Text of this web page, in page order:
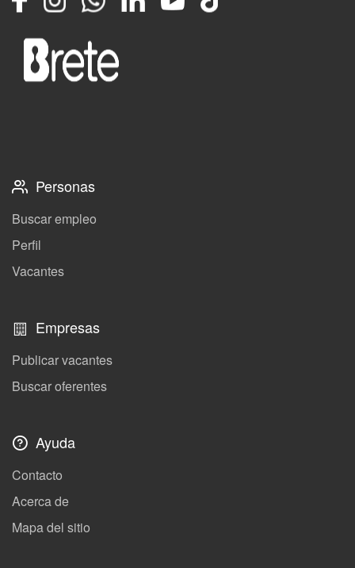
Personas
Buscar empleo
Perfil
Vacantes
Empresas
Publicar vacantes
Buscar oferentes
Ayuda
Contacto
Acerca de
Mapa del sitio